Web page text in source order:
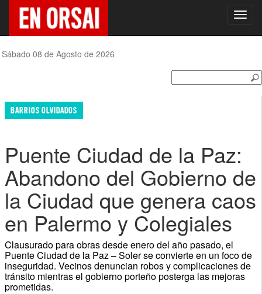
Sábado 08 de Agosto de 2026
BARRIOS OLVIDADOS
Puente Ciudad de la Paz:
Abandono del Gobierno de
la Ciudad que genera caos
en Palermo y Colegiales
Clausurado para obras desde enero del año pasado, el
Puente Ciudad de la Paz – Soler se convierte en un foco de
inseguridad. Vecinos denuncian robos y complicaciones de
tránsito mientras el gobierno porteño posterga las mejoras
prometidas.